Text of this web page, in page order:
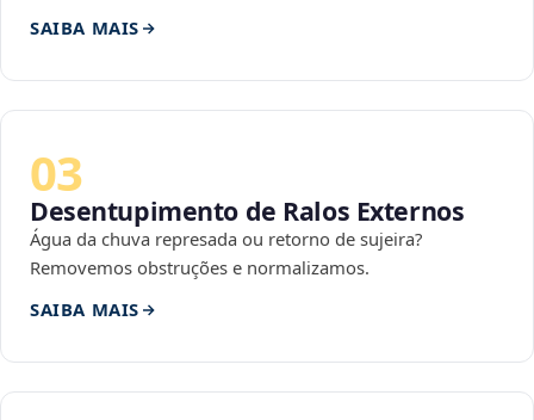
SAIBA MAIS
03
Desentupimento de Ralos Externos
Água da chuva represada ou retorno de sujeira?
Removemos obstruções e normalizamos.
SAIBA MAIS